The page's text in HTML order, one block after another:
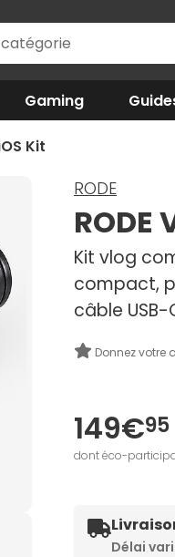
Gaming
Kit
RODE
RODE
Kit vlog
compact,
câble USB-
Donnez votre
149€95
dont éco-
Délai